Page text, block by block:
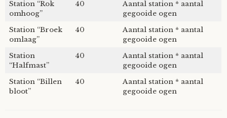
Station “Rok
omhoog”
40
Aantal station * aantal
gegooide ogen
Station “Broek
omlaag”
40
Aantal station * aantal
gegooide ogen
Station
“Halfmast”
40
Aantal station * aantal
gegooide ogen
Station “Billen
bloot”
40
Aantal station * aantal
gegooide ogen